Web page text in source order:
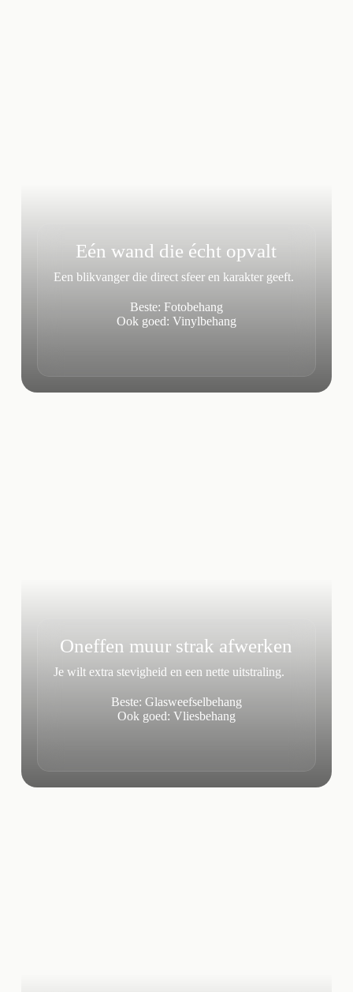
Eén wand die écht opvalt
Een blikvanger die direct sfeer en karakter geeft.
Beste: Fotobehang
Ook goed: Vinylbehang
Oneffen muur strak afwerken
Je wilt extra stevigheid en een nette uitstraling.
Beste: Glasweefselbehang
Ook goed: Vliesbehang